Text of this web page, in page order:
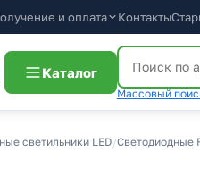
и оплата Контакты
Каталог
Массовый
светильники LED/Светодиодные